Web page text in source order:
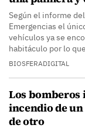
Según el informe
Emergencias el
vehículos ya se
habitáculo por lo
BIOSFERADIGITAL
Los
incendio de
de otro